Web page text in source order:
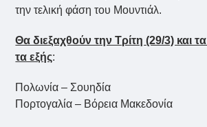
την τελική φάση του Μουντιάλ.
Θα διεξαχθούν την Τρίτη (29/3) και τα
τα εξής:
Πολωνία – Σουηδία
Πορτογαλία – Βόρεια Μακεδονία